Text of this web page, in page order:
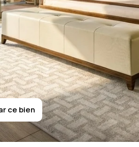
-BAY
ce bien